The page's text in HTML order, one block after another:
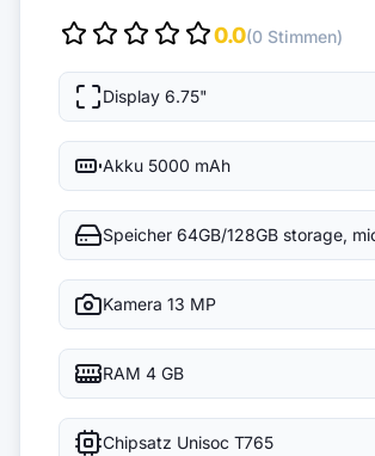
0.0(0 Stimmen)
Display 6.75"
Akku 5000 mAh
Speicher 64GB/128GB storage,
Kamera 13 MP
RAM 4 GB
Chipsatz Unisoc T765